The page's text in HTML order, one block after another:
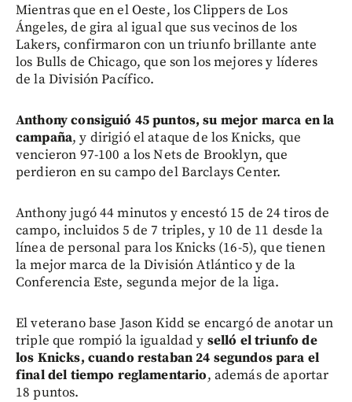
Mientras que en el Oeste, los Clippers de Los
Ángeles, de gira al igual que sus vecinos de los
Lakers, confirmaron con un triunfo brillante ante
los Bulls de Chicago, que son los mejores y líderes
de la División Pacífico.
Anthony consiguió 45 puntos, su mejor marca en la
campaña, y dirigió el ataque de los Knicks, que
vencieron 97-100 a los Nets de Brooklyn, que
perdieron en su campo del Barclays Center.
Anthony jugó 44 minutos y encestó 15 de 24 tiros de
campo, incluidos 5 de 7 triples, y 10 de 11 desde la
línea de personal para los Knicks (16-5), que tienen
la mejor marca de la División Atlántico y de la
Conferencia Este, segunda mejor de la liga.
El veterano base Jason Kidd se encargó de anotar un
triple que rompió la igualdad y selló el triunfo de
los Knicks, cuando restaban 24 segundos para el
final del tiempo reglamentario, además de aportar
18 puntos.